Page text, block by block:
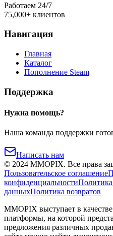
Работаем 24/7
75,000+ клиентов
Навигация
Главная
Каталог
Пополнение Steam
Поддержка
Нужна помощь?
Наша команда поддержки
Написать нам
© 2024 MMOPIX. Все права
Пользовательское соглашение
конфиденциальности
данныхПолитика возвратов
MMOPIX выступает в
платформы, на которой
предложения различных